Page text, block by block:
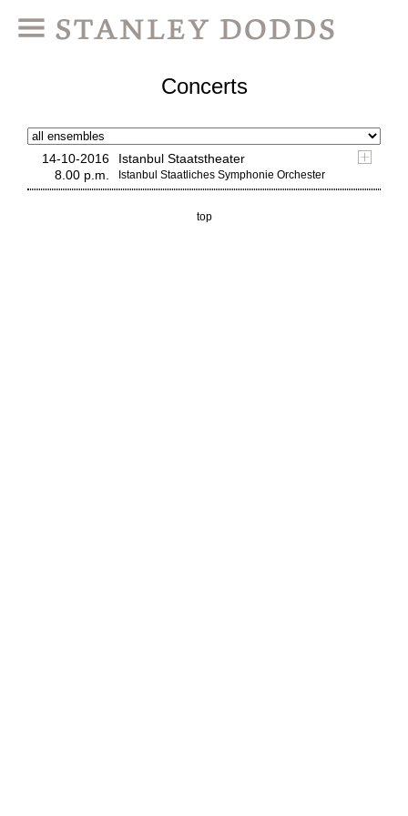
Concerts
14-10-2016
8.00 p.m.
Istanbul Staatstheater
Istanbul Staatliches Symphonie Orchester
top